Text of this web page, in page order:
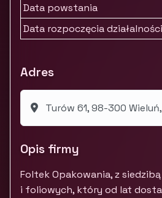
Data powstania
Data rozpoczęcia działalności
Adres
Turów 61, 98-300
Opis firmy
Foltek Opakowania, z
i foliowych, który od lat